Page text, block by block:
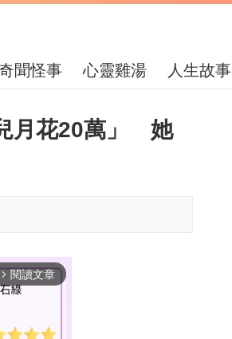
聞怪事 心靈雞湯 人生故事
月花20萬」 她
arrow_forward_ios 閱讀文章